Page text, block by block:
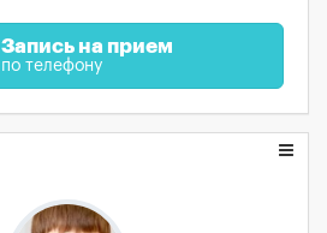
Запись на прием
по телефону